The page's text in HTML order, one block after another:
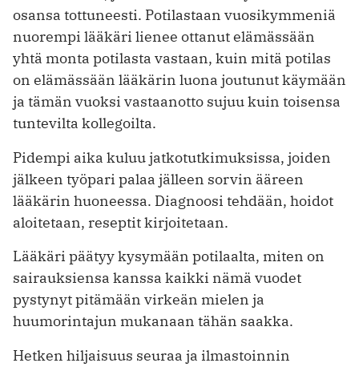
osansa tottuneesti. Potilastaan vuosikymmeniä
nuorempi lääkäri lienee ottanut elämässään
yhtä monta potilasta vastaan, kuin mitä potilas
on elämässään lääkärin luona joutunut käymään
ja tämän vuoksi vastaanotto sujuu kuin toisensa
tuntevilta kollegoilta.
Pidempi aika kuluu jatkotutkimuksissa, joiden
jälkeen työpari palaa jälleen sorvin ääreen
lääkärin huoneessa. Diagnoosi tehdään, hoidot
aloitetaan, reseptit kirjoitetaan.
Lääkäri päätyy kysymään potilaalta, miten on
sairauksiensa kanssa kaikki nämä vuodet
pystynyt pitämään virkeän mielen ja
huumorintajun mukanaan tähän saakka.
Hetken hiljaisuus seuraa ja ilmastoinnin